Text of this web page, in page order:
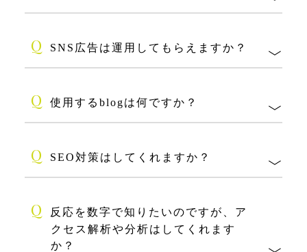
Q SNS広告は運用してもらえますか？
Q 使用するblogは何ですか？
Q SEO対策はしてくれますか？
Q
反応を数字で知りたいのですが、ア
クセス解析や分析はしてくれます
か？